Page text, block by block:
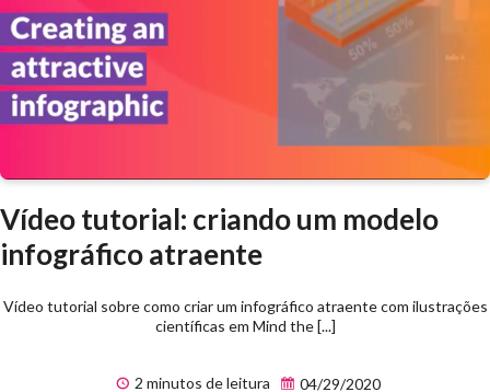
Vídeo tutorial: criando um modelo
infográfico atraente
Vídeo tutorial sobre como criar um infográfico atraente com ilustrações
científicas em Mind the [...]
2 minutos de leitura 04/29/2020